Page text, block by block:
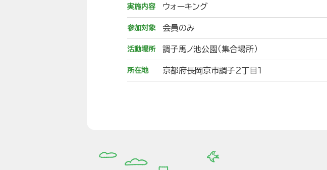
実施内容 ウォーキング
参加対象 会員のみ
活動場所 調子馬ノ池公園（集合場所）
所在地 京都府長岡京市調子２丁目１